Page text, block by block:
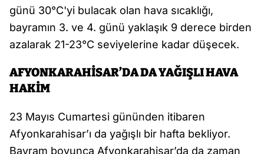
günü 30°C'yi bulacak olan hava sıcaklığı,
bayramın 3. ve 4. günü yaklaşık 9 derece birden
azalarak 21-23°C seviyelerine kadar düşecek.
AFYONKARAHİSAR’DA DA YAĞIŞLI HAVA
HAKİM
23 Mayıs Cumartesi gününden itibaren
Afyonkarahisar’ı da yağışlı bir hafta bekliyor.
Bayram boyunca Afyonkarahisar’da da zaman